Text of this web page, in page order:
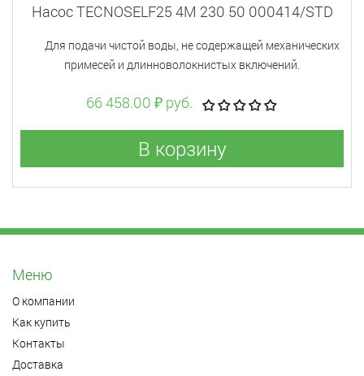
Насос TECNOSELF25 4M 230 50 000414/STD
Для подачи чистой воды, не содержащей механических
примесей и длинноволокнистых включений.
66 458.00 ₽ руб.
В корзину
Меню
О компании
Как купить
Контакты
Доставка